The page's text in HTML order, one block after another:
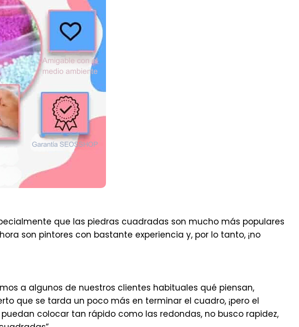
que las piedras cuadradas son mucho más populares
son pintores con bastante experiencia y, por lo tanto, ¡no
a algunos de nuestros clientes habituales qué piensan,
que se tarda un poco más en terminar el cuadro, ¡pero el
colocar tan rápido como las redondas, no busco rapidez,